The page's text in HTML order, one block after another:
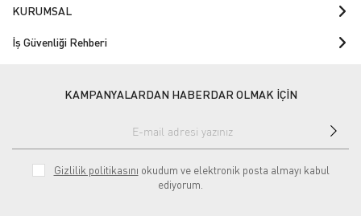
KURUMSAL
İş Güvenliği Rehberi
KAMPANYALARDAN HABERDAR OLMAK İÇİN
Gizlilik politikasını okudum ve elektronik posta almayı kabul
ediyorum.